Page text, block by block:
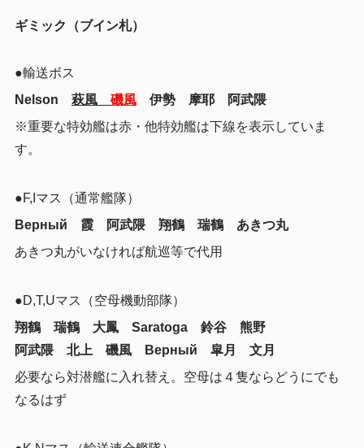
ギミック（ブイン札）
●輸送ボス
Nelson 萩風 磯風伊勢 摩耶 阿武隈
※重要な特効艦は赤・他特効艦は下線を表示していま
す。
●F,Iマス（通常艦隊）
Верный 霞 阿武隈 翔鶴 瑞鶴 あきつ丸
あきつ丸がいなければ航巡等で代用
●D,T,Uマス（空母機動部隊）
翔鶴 瑞鶴 大鳳 Saratoga 鈴谷 熊野
阿武隈 北上 磯風 Верный 皐月 文月
必要なら対潜艦に入れ替え。空母は４隻ならどうにでも
なるはず